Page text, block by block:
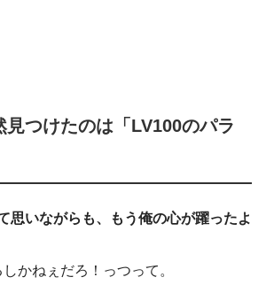
見つけたのは「LV100のパラ
思いながらも、もう俺の心が躍ったよ
かねぇだろ！っつって。